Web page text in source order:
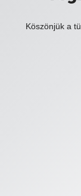
Köszönjük a